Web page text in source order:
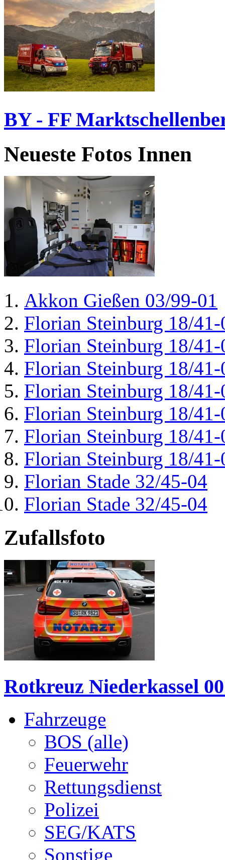
BY - FF
Neueste Fotos Innen
Akkon Gießen 03/99-01
Florian Steinburg 18/41-
Florian Steinburg 18/41-
Florian Steinburg 18/41-
Florian Steinburg 18/41-
Florian Steinburg 18/41-
Florian Steinburg 18/41-
Florian Steinburg 18/41-
Florian Stade 32/45-04
Florian Stade 32/45-04
Zufallsfoto
Rotkreuz Niederkassel
Fahrzeuge
BOS (alle)
Feuerwehr
Rettungsdienst
Polizei
SEG/KATS
Sonstige